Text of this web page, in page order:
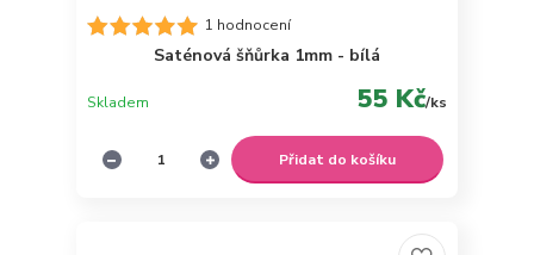
1 hodnocení
Saténová šňůrka 1mm - bílá
55 Kč/ks
Skladem
Přidat do košíku